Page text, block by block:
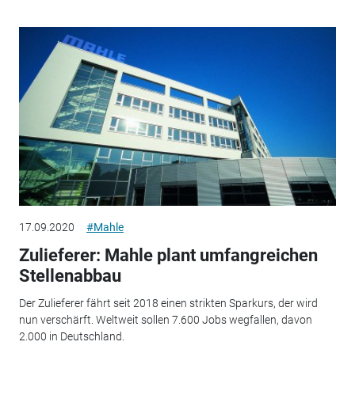
17.09.2020 #Mahle
Zulieferer: Mahle plant umfangreichen
Stellenabbau
Der Zulieferer fährt seit 2018 einen strikten Sparkurs, der wird
nun verschärft. Weltweit sollen 7.600 Jobs wegfallen, davon
2.000 in Deutschland.